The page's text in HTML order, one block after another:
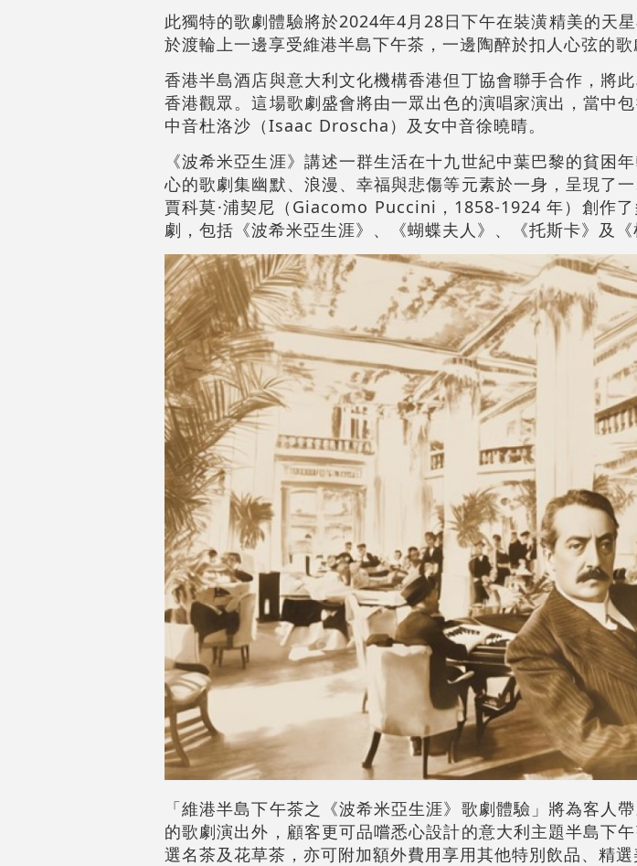
此獨特的歌劇體驗將於2024年4月28日下午在裝潢精美的天
於渡輪上一邊享受維港半島下午茶，一邊陶醉於扣人心弦的歌
香港半島酒店與意大利文化機構香港但丁協會聯手合作，將
香港觀眾。這場歌劇盛會將由一眾出色的演唱家演出，當中
中音杜洛沙（Isaac Droscha）及女中音徐曉晴。
《波希米亞生涯》講述一群生活在十九世紀中葉巴黎的貧困
心的歌劇集幽默、浪漫、幸福與悲傷等元素於一身，呈現了
賈科莫·浦契尼 （Giacomo Puccini，1858-1924 年）創作
劇，包括《波希米亞生涯》、《蝴蝶夫人》、《托斯卡》及《
「維港半島下午茶之《波希米亞生涯》歌劇體驗」將為客人
的歌劇演出外，顧客更可品嚐悉心設計的意大利主題半島下
選名茶及花草茶，亦可附加額外費用享用其他特別飲品、精選